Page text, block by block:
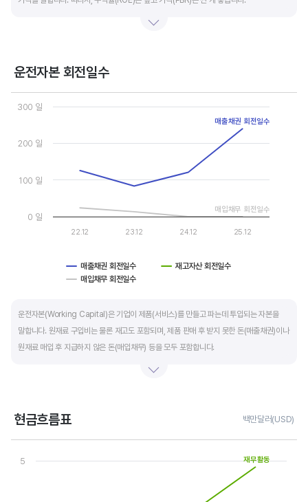
운전자본 회전일수
Chart
Line chart with 3 lines.
The chart has 2 Y axes displaying values, and values.
매출채권 회전일수
재고자산 회전일수
매입채무 회전일수
22.12 23.12 24.12 25.12
0 일
100 일
200 일
300 일
매출채권 회전일수
매입채무 회전일수
운전자본(Working Capital)은 기업이 제품(서비스)를 만들고 파는데 투입되는 자본을
말합니다. 원재료 구입비는 물론 재고도 포함되며, 제품 판매 후 받지 못한 돈(매출채권)이나
원재료 매입 후 지급하지 않은 돈(매입채무) 등을 모두 포함합니다.
높습니다. 따라서 운전자본 규모 보다는 현금이 잘 돌고 있는지를 확인할 수 있는 운전자본
운전자본 회전일수는 낮을 수록 좋습니다. 운전자본 회전일수가 낮으면 회사의 현금 회전이
빠릅니다. 현금 → 원재료 → 제품 → 매출채권 → 현금으로 회수되는 기간이 짧아 회사의
현금흐름표 백만달러(USD)
Chart
View as data table, Chart
The chart has 1 Y axis displaying values. Data ranges from -
5 재무활동